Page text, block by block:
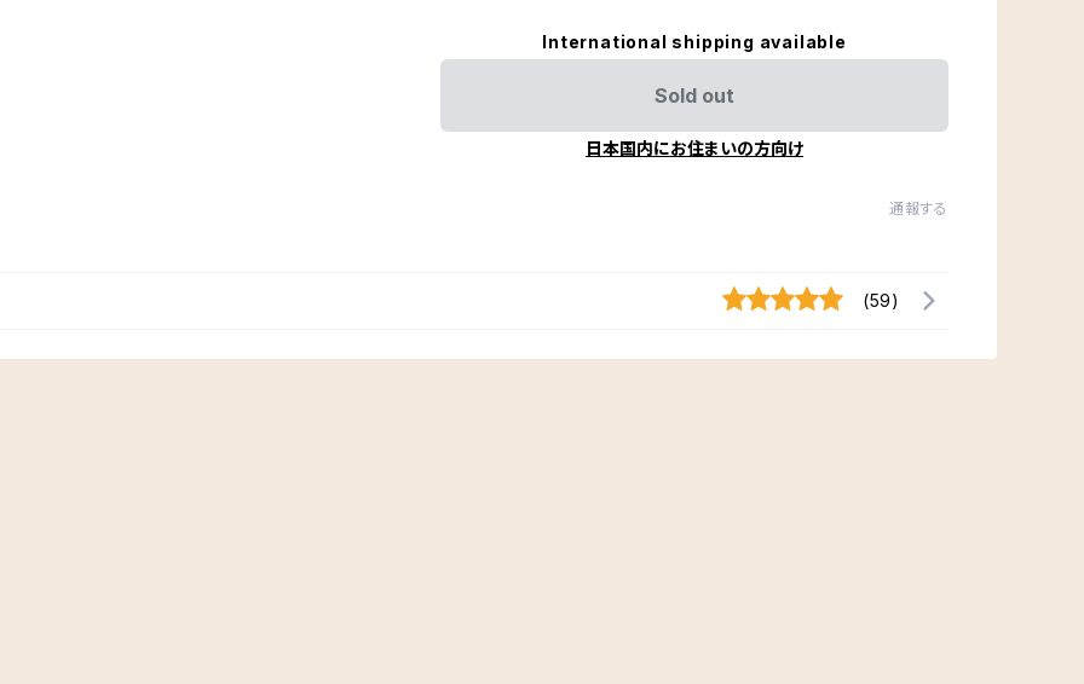
International shipping available
Sold out
日本国内にお住まいの方向け
通報する
(59)